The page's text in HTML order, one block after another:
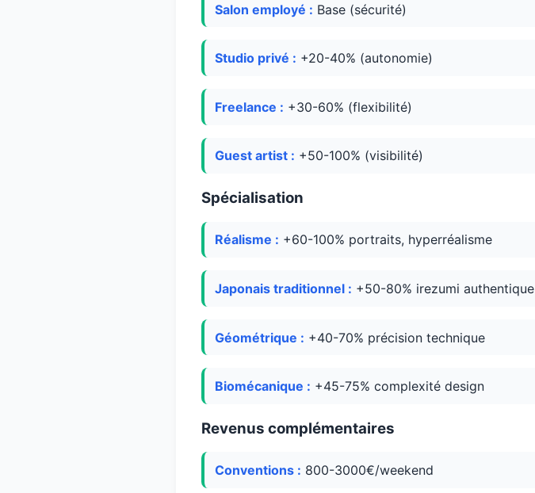
Salon employé : Base (sécurité)
Studio privé : +20-40% (autonomie)
Freelance : +30-60% (flexibilité)
Guest artist : +50-100% (visibilité)
Spécialisation
Réalisme : +60-100% portraits, hyperréalisme
Japonais traditionnel : +50-80% irezumi authentique
Géométrique : +40-70% précision technique
Biomécanique : +45-75% complexité design
Revenus complémentaires
Conventions : 800-3000€/weekend